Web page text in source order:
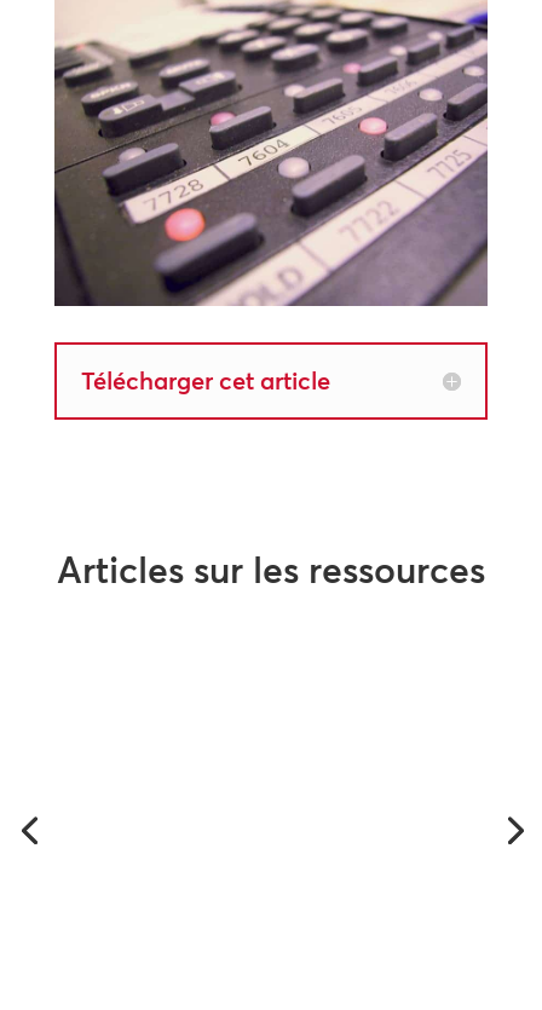
Télécharger cet article
Articles sur les ressources